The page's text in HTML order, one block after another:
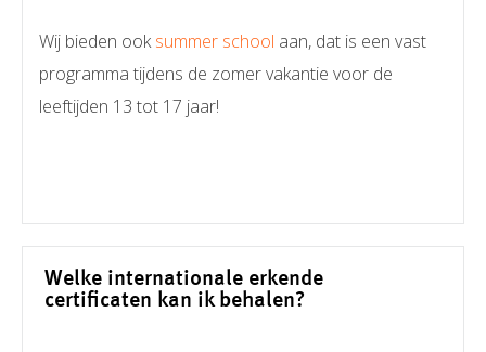
Wij bieden ooksummer school aan, dat is een vast
programma tijdens de zomer vakantie voor de
leeftijden 13 tot 17 jaar!
Welke internationale erkende
certificaten kan ik behalen?